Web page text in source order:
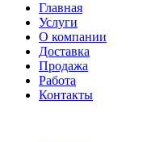
Главная
Услуги
О компании
Доставка
Продажа
Работа
Контакты